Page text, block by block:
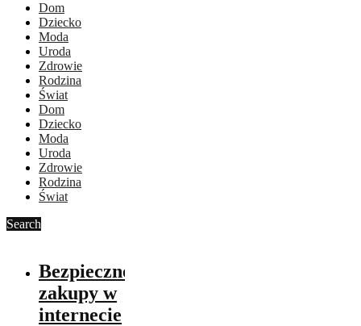
Dom
Dziecko
Moda
Uroda
Zdrowie
Rodzina
Świat
Dom
Dziecko
Moda
Uroda
Zdrowie
Rodzina
Świat
Search
Bezpieczne
zakupy w
internecie